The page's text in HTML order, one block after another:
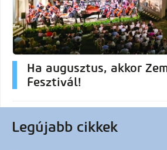
Ha augusztus, akkor
Fesztivál!
Legújabb cikkek